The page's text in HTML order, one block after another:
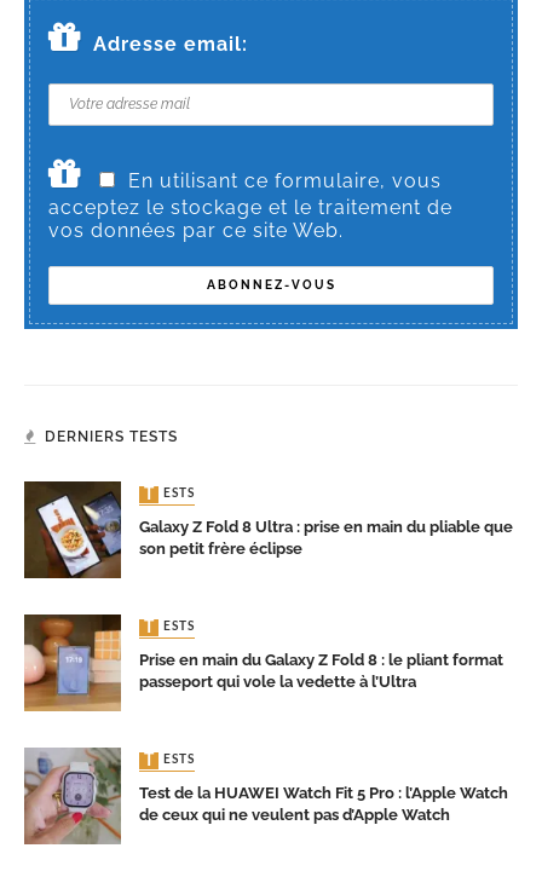
Adresse email:
En utilisant ce formulaire, vous
acceptez le stockage et le traitement de
vos données par ce site Web.
DERNIERS TESTS
TESTS
Galaxy Z Fold 8 Ultra : prise en main du pliable que
son petit frère éclipse
TESTS
Prise en main du Galaxy Z Fold 8 : le pliant format
passeport qui vole la vedette à l’Ultra
TESTS
Test de la HUAWEI Watch Fit 5 Pro : l’Apple Watch
de ceux qui ne veulent pas d’Apple Watch